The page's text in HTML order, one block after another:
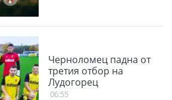
Черноломец падна от
третия отбор на
Лудогорец
06:55